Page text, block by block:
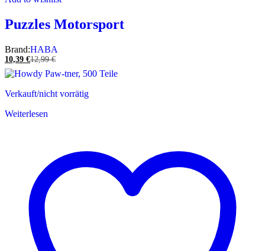
Puzzles Motorsport
Brand:HABA
10,39 €12,99€
Verkauft/nicht vorrätig
Weiterlesen